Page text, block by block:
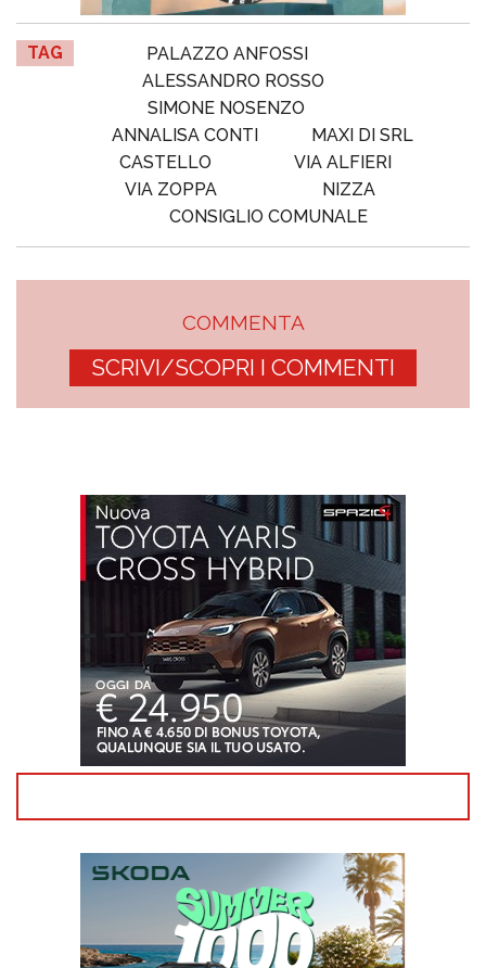
TAG
PALAZZO ANFOSSI
ALESSANDRO ROSSO
SIMONE NOSENZO
ANNALISA CONTI
MAXI DI SRL
CASTELLO
VIA ALFIERI
VIA ZOPPA
NIZZA
CONSIGLIO COMUNALE
COMMENTA
SCRIVI/SCOPRI I COMMENTI